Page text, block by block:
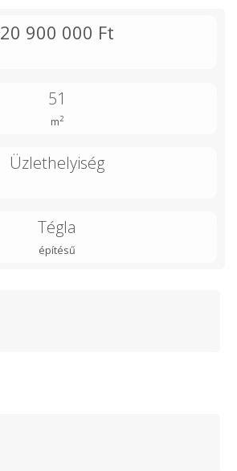
20 900 000 Ft
51
m2
Üzlethelyiség
Tégla
építésű